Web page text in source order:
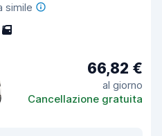
simile
5
66,82 €
al giorno
Cancellazione gratuita